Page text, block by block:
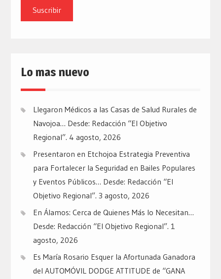
email
Lo mas nuevo
Llegaron Médicos a las Casas de Salud Rurales de
Navojoa… Desde: Redacción “El Objetivo
Regional”. 4 agosto, 2026
Presentaron en Etchojoa Estrategia Preventiva
para Fortalecer la Seguridad en Bailes Populares
y Eventos Públicos… Desde: Redacción “El
Objetivo Regional”. 3 agosto, 2026
En Álamos: Cerca de Quienes Más lo Necesitan…
Desde: Redacción “El Objetivo Regional”. 1
agosto, 2026
Es María Rosario Esquer la Afortunada Ganadora
del AUTOMÓVIL DODGE ATTITUDE de “GANA